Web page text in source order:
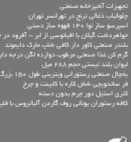
تجهیزات آشپزخانه صنعتی
چلوکباب ذغالی ترنج در تهرانسر تهران
اسپرسو ساز نوا 140 قهوه ساز دستی
جواهردشت گیلان با اقیانوسی از ابر – آفرود
بلندر صنعتی کاور دار کافی شاپ مارک دایموند
گرم کن غذا صنعتی مرطوب دوازده لگن درجه دار
لیوان بلند تیستی حجم 288 میل
یخچال صنعتی رستورانی ویترینی طول 150 بزرگ کبابی فست فودی
فر ساندویچی شش کاره با کابینت و چرخ
کتری استیل دور چرم بدون دسته
کافه رستوران یونانی روف گاردن آلباتروس با